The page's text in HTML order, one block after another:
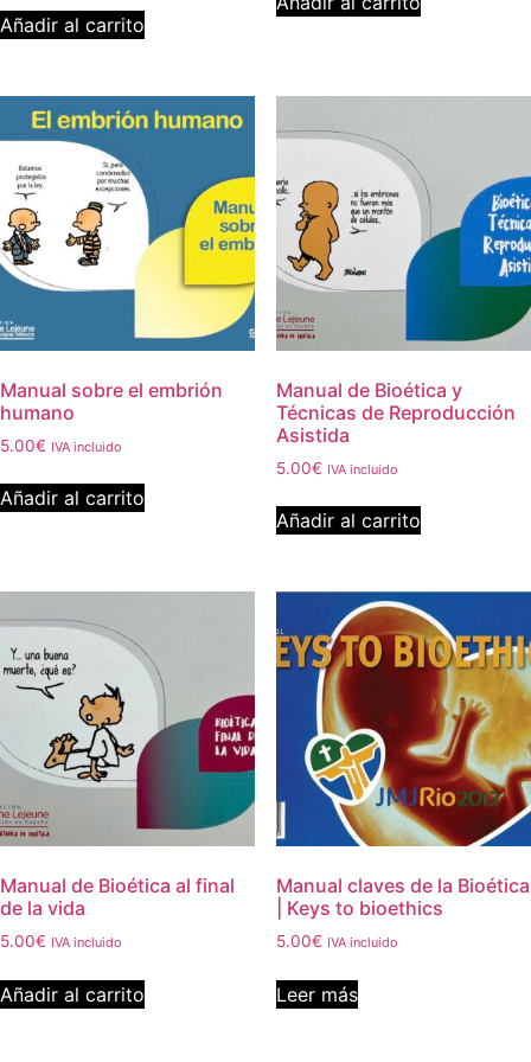
Añadir al carrito
Manual sobre el embrión
humano
5.00€ IVA incluido
Añadir al carrito
Manual de Bioética y
Técnicas de Reproducción
Asistida
5.00€ IVA incluido
Añadir al carrito
Manual de Bioética al final
de la vida
5.00€ IVA incluido
Añadir al carrito
Manual claves de la Bioética
| Keys to bioethics
5.00€ IVA incluido
Leer más